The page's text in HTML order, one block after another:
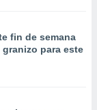
fin de semana
para este